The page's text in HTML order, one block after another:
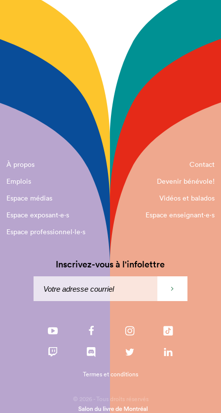
À propos
Contact
Emplois
Devenir bénévole!
Espace médias
Vidéos et balados
Espace exposant·e⋅s
Espace enseignant·e⋅s
Espace professionnel·le⋅s
Inscrivez-vous à l'infolettre
© 2026 - Tous droits réservés
Termes et conditions